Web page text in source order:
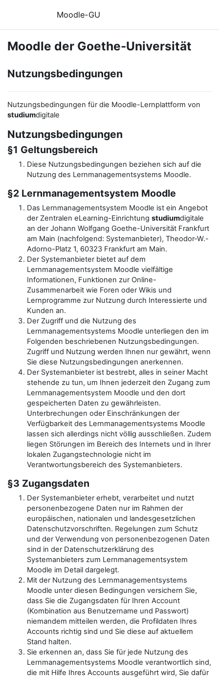
Moodle-GU
Moodle der Goethe-Universität
Nutzungsbedingungen
Nutzungsbedingungen für die Moodle-Lernplattform von
studiumdigitale
Nutzungsbedingungen
§1 Geltungsbereich
Diese Nutzungsbedingungen beziehen sich auf die
Nutzung des Lernmanagementsystems Moodle.
§2 Lernmanagementsystem Moodle
Das Lernmanagementsystem Moodle ist ein Angebot
der Zentralen eLearning-Einrichtung studiumdigitale
an der Johann Wolfgang Goethe-Universität Frankfurt
am Main (nachfolgend: Systemanbieter), Theodor-W.-
Adorno-Platz 1, 60323 Frankfurt am Main.
Der Systemanbieter bietet auf dem
Lernmanagementsystem Moodle vielfältige
Informationen, Funktionen zur Online-
Zusammenarbeit wie Foren oder Wikis und
Lernprogramme zur Nutzung durch Interessierte und
Kunden an.
Der Zugriff und die Nutzung des
Lernmanagementsystems Moodle unterliegen den im
Folgenden beschriebenen Nutzungsbedingungen.
Zugriff und Nutzung werden Ihnen nur gewährt, wenn
Sie diese Nutzungsbedingungen anerkennen.
Der Systemanbieter ist bestrebt, alles in seiner Macht
stehende zu tun, um Ihnen jederzeit den Zugang zum
Lernmanagementsystem Moodle und den dort
gespeicherten Daten zu gewährleisten.
Unterbrechungen oder Einschränkungen der
Verfügbarkeit des Lernmanagementsystems Moodle
lassen sich allerdings nicht völlig ausschließen. Zudem
liegen Störungen im Bereich des Internets und in Ihrer
lokalen Zugangstechnologie nicht im
Verantwortungsbereich des Systemanbieters.
§3 Zugangsdaten
Der Systemanbieter erhebt, verarbeitet und nutzt
personenbezogene Daten nur im Rahmen der
europäischen, nationalen und landesgesetzlichen
Datenschutzvorschriften. Regelungen zum Schutz
und der Verwendung von personenbezogenen Daten
sind in der Datenschutzerklärung des
Systemanbieters zum Lernmanagementsystem
Moodle im Detail dargelegt.
Mit der Nutzung des Lernmanagementsystems
Moodle unter diesen Bedingungen versichern Sie,
dass Sie die Zugangsdaten für Ihren Account
(Kombination aus Benutzername und Passwort)
niemandem mitteilen werden, die Profildaten Ihres
Accounts richtig sind und Sie diese auf aktuellem
Stand halten.
Sie erkennen an, dass Sie für jede Nutzung des
Lernmanagementsystems Moodle verantwortlich sind,
die mit Hilfe Ihres Accounts ausgeführt wird, Sie dafür